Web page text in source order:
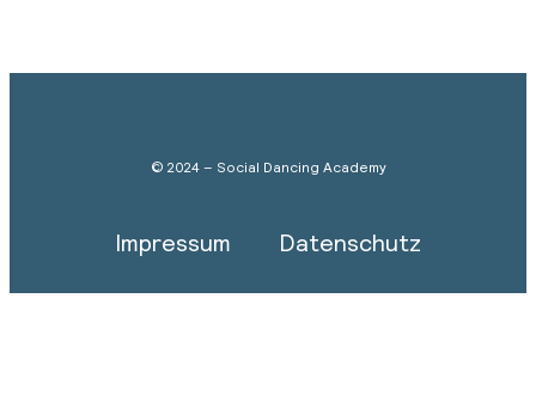
© 2024 – Social Dancing Academy
Impressum Datenschutz